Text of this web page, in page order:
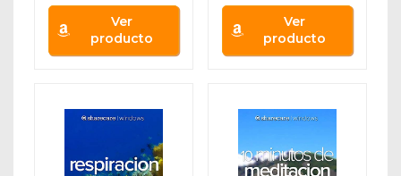
Ver
producto
Ver
producto